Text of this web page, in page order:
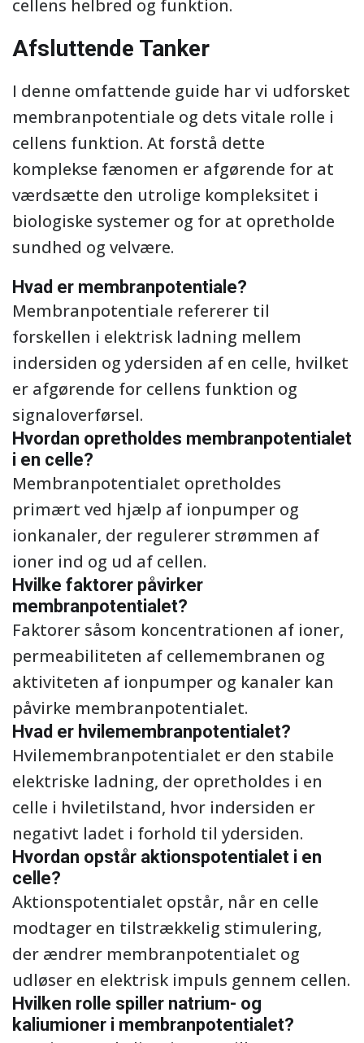
cellens helbred og funktion.
Afsluttende Tanker
I denne omfattende guide har vi udforsket
membranpotentiale og dets vitale rolle i
cellens funktion. At forstå dette
komplekse fænomen er afgørende for at
værdsætte den utrolige kompleksitet i
biologiske systemer og for at opretholde
sundhed og velvære.
Hvad er membranpotentiale?
Membranpotentiale refererer til
forskellen i elektrisk ladning mellem
indersiden og ydersiden af en celle, hvilket
er afgørende for cellens funktion og
signaloverførsel.
Hvordan opretholdes membranpotentialet
i en celle?
Membranpotentialet opretholdes
primært ved hjælp af ionpumper og
ionkanaler, der regulerer strømmen af
ioner ind og ud af cellen.
Hvilke faktorer påvirker
membranpotentialet?
Faktorer såsom koncentrationen af ioner,
permeabiliteten af cellemembranen og
aktiviteten af ionpumper og kanaler kan
påvirke membranpotentialet.
Hvad er hvilemembranpotentialet?
Hvilemembranpotentialet er den stabile
elektriske ladning, der opretholdes i en
celle i hviletilstand, hvor indersiden er
negativt ladet i forhold til ydersiden.
Hvordan opstår aktionspotentialet i en
celle?
Aktionspotentialet opstår, når en celle
modtager en tilstrækkelig stimulering,
der ændrer membranpotentialet og
udløser en elektrisk impuls gennem cellen.
Hvilken rolle spiller natrium- og
kaliumioner i membranpotentialet?